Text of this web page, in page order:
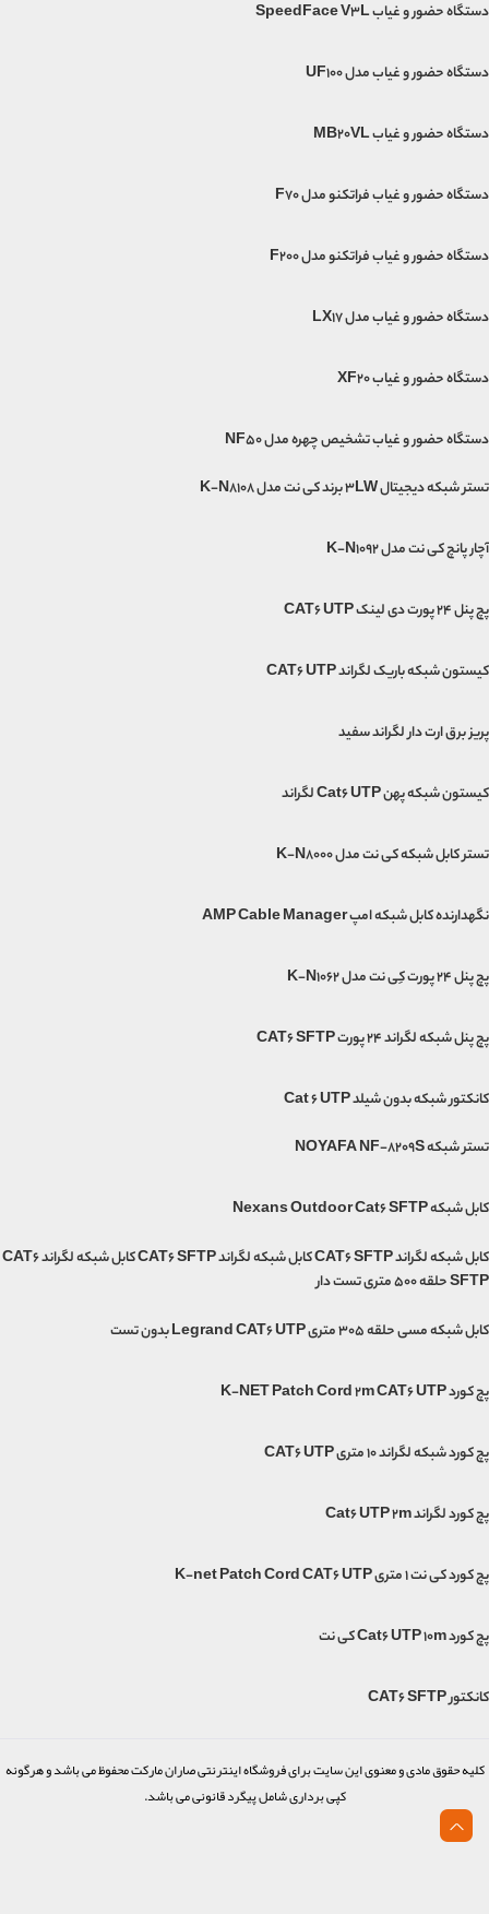
دستگاه حضور و غیاب SpeedFace V3L
دستگاه حضور و غیاب مدل UF100
دستگاه حضور و غیاب MB20VL
دستگاه حضور و غیاب فراتکنو مدل F70
دستگاه حضور و غیاب فراتکنو مدل F200
دستگاه حضور و غیاب مدل LX17
دستگاه حضور و غیاب XF20
دستگاه حضور و غیاب تشخیص چهره مدل NF50
تستر شبکه دیجیتال 3LW برند کی نت مدل K-N8108
آچار پانچ کی نت مدل K-N1092
پچ پنل 24 پورت دی لینک CAT6 UTP
کیستون شبکه باریک لگراند CAT6 UTP
پریز برق ارت دار لگراند سفید
کیستون شبکه پهن Cat6 UTP لگراند
تستر کابل شبکه کی نت مدل K-N8000
نگهدارنده کابل شبکه امپ AMP Cable Manager
پچ پنل 24 پورت کِی نت مدل K-N1062
پچ پنل شبکه لگراند 24 پورت CAT6 SFTP
کانکتور شبکه بدون شیلد Cat 6 UTP
تستر شبکه NOYAFA NF-8209S
کابل شبکه Nexans Outdoor Cat6 SFTP
کابل شبکه لگراند CAT6 SFTP کابل شبکه لگراند CAT6 SFTP کابل شبکه لگراند CAT6
SFTP حلقه 500 متری تست دار
کابل شبکه مسی حلقه 305 متری Legrand CAT6 UTP بدون تست
پچ کورد K-NET Patch Cord 2m CAT6 UTP
پچ کورد شبکه لگراند 10 متری CAT6 UTP
پچ کورد لگراند Cat6 UTP 2m
پچ کورد کی نت 1 متری K-net Patch Cord CAT6 UTP
پچ کورد Cat6 UTP 10m کی نت
کانکتور CAT6 SFTP
کلیه حقوق مادی و معنوی این سایت برای فروشگاه اینترنتی صاران مارکت محفوظ می باشد و هرگونه
کپی برداری شامل پیگرد قانونی می باشد.